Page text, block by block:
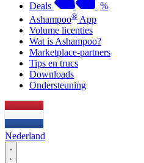
Deals
%
Ashampoo® App
Volume licenties
Wat is Ashampoo?
Marketplace-partners
Tips en trucs
Downloads
Ondersteuning
Nederland